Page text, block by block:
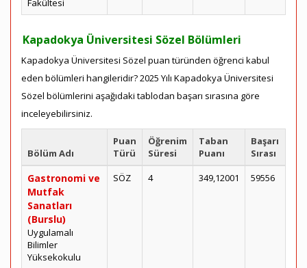
Fakültesi
Kapadokya Üniversitesi Sözel Bölümleri
Kapadokya Üniversitesi Sözel puan türünden öğrenci kabul
eden bölümleri hangileridir? 2025 Yılı Kapadokya Üniversitesi
Sözel bölümlerini aşağıdaki tablodan başarı sırasına göre
inceleyebilirsiniz.
Bölüm Adı
Puan
Türü
Öğrenim
Süresi
Taban
Puanı
Başarı
Sırası
Gastronomi ve
Mutfak
Sanatları
(Burslu)
Uygulamalı
Bilimler
Yüksekokulu
SÖZ 4 349,12001 59556